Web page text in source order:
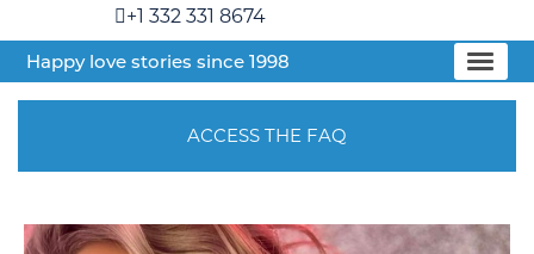
+1 332 331 8674
Happy love stories since 1998
ACCESS THE FAQ